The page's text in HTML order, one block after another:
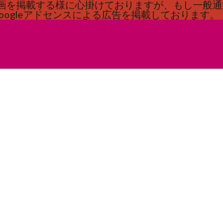
掲載する様に心掛けておりますが、もし一般
アドセンスによる広告を掲載しております。